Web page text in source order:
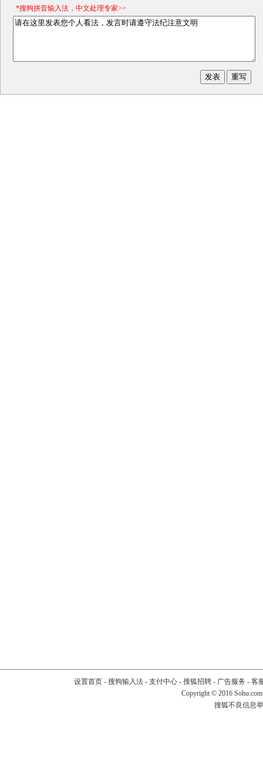
*搜狗拼音输入法，中文处理专家>>
设置首页- 搜狗输入法- 支付中心- 搜狐招聘- 广告服务 - 客
Copyright © 2016
搜狐不良信息